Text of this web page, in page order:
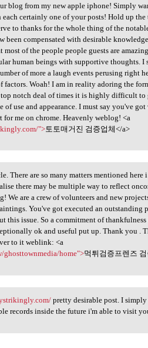
blog from my new apple iphone! Simply
certainly one of your posts! Hold up
to thanks for the whole thing of the
been compensated with desirable
most of the people people guests are
human beings with supportive thoughts. I
of more a laugh events perusing right
factors. Woah! I am in reality adoring the
top notch deal of times it is highly difficult
of use and appearance. I must say you've
me on chrome. Heavenly weblog! <a
">토토매거진 검증업체</a>
There are so many matters mentioned here
there may be multiple way to reflect
We are a crew of volunteers and new
You've got executed an outstanding
this issue. So a commitment of
ok and useful put up. Thank you .
to it weblink: <a
ghosttownmedia/home">먹튀검증프렌즈
pretty desirable post. I
records inside the future i'm able to visit